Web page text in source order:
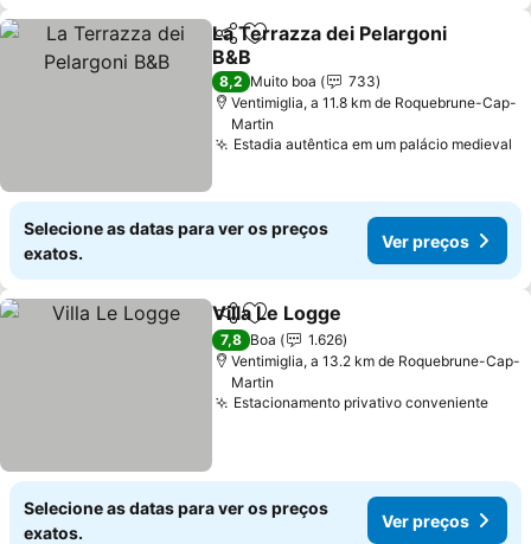
PartilharAdicionar aos favoritos
La Terrazza dei Pelargoni
B&B
Ver preços
8,2 Muito boa
733
Ventimiglia, a 11.8 km de Roquebrune-Cap-
Martin
Estadia autêntica em um palácio medieval
Selecione as datas para ver os preços
exatos.
Ver preços
PartilharAdicionar aos favoritos
Villa Le Logge
7,8 Boa
1.626
Ventimiglia, a 13.2 km de Roquebrune-Cap-
Martin
Estacionamento privativo convenienteVer
Selecione as datas para ver os preços
exatos.
Ver preços